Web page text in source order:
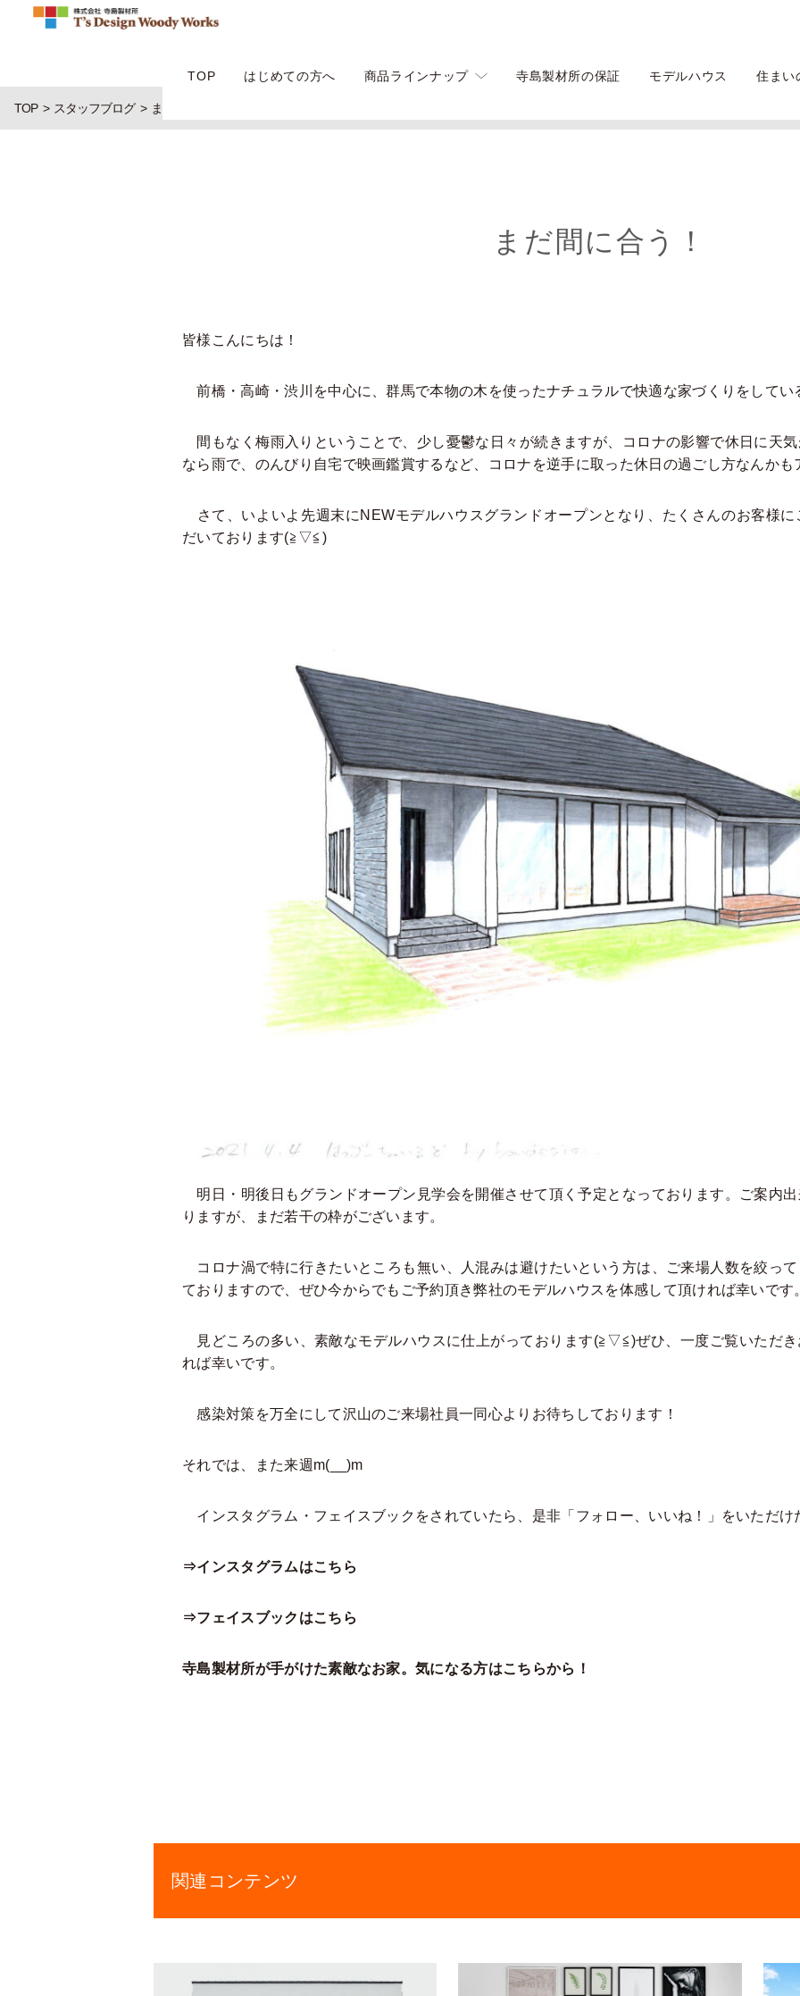
TOP はじめての方へ 商品ラインナップ 寺島製材所の保証 モデルハウス 住まい
TOP スタッフブログ まだ間に合う！
まだ間に合う！
皆様こんにちは！
前橋・高崎・渋川を中心に、群馬で本物の木を使ったナチュラルで快適な家づくりをしてい
間もなく梅雨入りということで、少し憂鬱な日々が続きますが、コロナの影響で休日に天
なら雨で、のんびり自宅で映画鑑賞するなど、コロナを逆手に取った休日の過ごし方なんか
さて、いよいよ先週末にNEWモデルハウスグランドオープンとなり、たくさんのお客様
だいております(≧▽≦)
明日・明後日もグランドオープン見学会を開催させて頂く予定となっております。ご案内
りますが、まだ若干の枠がございます。
コロナ渦で特に行きたいところも無い、人混みは避けたいという方は、ご来場人数を絞っ
ておりますので、ぜひ今からでもご予約頂き弊社のモデルハウスを体感して頂ければ幸いで
見どころの多い、素敵なモデルハウスに仕上がっております(≧▽≦)ぜひ、一度ご覧いただ
れば幸いです。
感染対策を万全にして沢山のご来場社員一同心よりお待ちしております！
それでは、また来週m(__)m
インスタグラム・フェイスブックをされていたら、是非「フォロー、いいね！」をいただけ
⇒インスタグラムはこちら
⇒フェイスブックはこちら
寺島製材所が手がけた素敵なお家。気になる方はこちらから！
関連コンテンツ